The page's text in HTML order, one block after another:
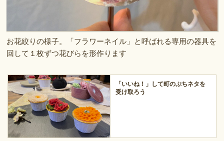
お花絞りの様子。「フラワーネイル」と呼ばれる専用の器具を
回して１枚ずつ花びらを形作ります
「いいね！」して町のぷちネタを
受け取ろう